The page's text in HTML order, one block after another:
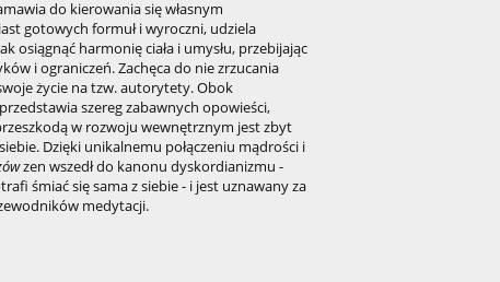
do kierowania się własnym
gotowych formuł i wyroczni, udziela
osiągnąć harmonię ciała i umysłu, przebijając
i ograniczeń. Zachęca do nie zrzucania
życie na tzw. autorytety. Obok
szereg zabawnych opowieści,
w rozwoju wewnętrznym jest zbyt
Dzięki unikalnemu połączeniu mądrości i
zen wszedł do kanonu dyskordianizmu -
śmiać się sama z siebie - i jest uznawany za
medytacji.